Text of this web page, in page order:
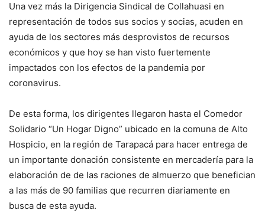
Una vez más la Dirigencia Sindical de Collahuasi en
representación de todos sus socios y socias, acuden en
ayuda de los sectores más desprovistos de recursos
económicos y que hoy se han visto fuertemente
impactados con los efectos de la pandemia por
coronavirus.
De esta forma, los dirigentes llegaron hasta el Comedor
Solidario “Un Hogar Digno” ubicado en la comuna de Alto
Hospicio, en la región de Tarapacá para hacer entrega de
un importante donación consistente en mercadería para la
elaboración de de las raciones de almuerzo que benefician
a las más de 90 familias que recurren diariamente en
busca de esta ayuda.